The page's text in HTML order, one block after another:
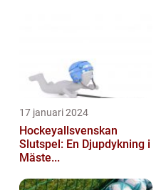
17 januari 2024
Hockeyallsvenskan
Slutspel: En Djupdykning i
Mäste...